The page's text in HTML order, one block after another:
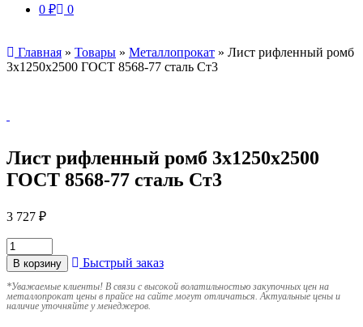
0 ₽ 0
Главная » Товары » Металлопрокат » Лист рифленный ромб
3х1250х2500 ГОСТ 8568-77 сталь Ст3
Лист рифленный ромб 3х1250х2500
ГОСТ 8568-77 сталь Ст3
3 727 ₽
В корзину Быстрый заказ
*Уважаемые клиенты! В связи с высокой волатильностью закупочных цен на
металлопрокат цены в прайсе на сайте могут отличаться. Актуальные цены и
наличие уточняйте у менеджеров.